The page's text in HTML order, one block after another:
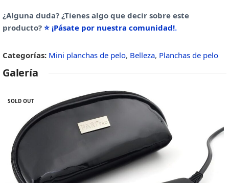
¿Alguna duda? ¿Tienes algo que decir sobre este
producto? ⭐ ¡Pásate por nuestra comunidad!.
Categorías: Mini planchas de pelo, Belleza, Planchas de pelo
Galería
SOLD OUT